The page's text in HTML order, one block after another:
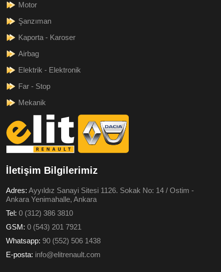
Motor
Şanzıman
Kaporta - Karoser
Airbag
Elektrik - Elektronik
Far - Stop
Mekanik
İletişim Bilgilerimiz
Adres: Ayyıldız Sanayi Sitesi 1126. Sokak No: 14 / Ostim -
Ankara Yenimahalle, Ankara
Tel: 0 (312) 386 3810
GSM: 0 (543) 201 7921
Whatsapp: 90 (552) 506 1438
E-posta: info@elitrenault.com